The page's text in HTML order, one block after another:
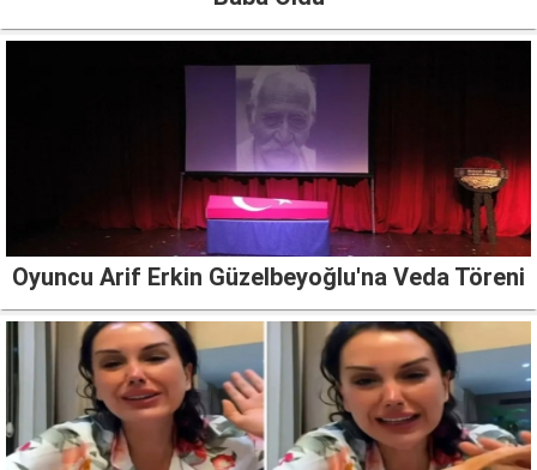
Oyuncu Arif Erkin Güzelbeyoğlu'na Veda Töreni